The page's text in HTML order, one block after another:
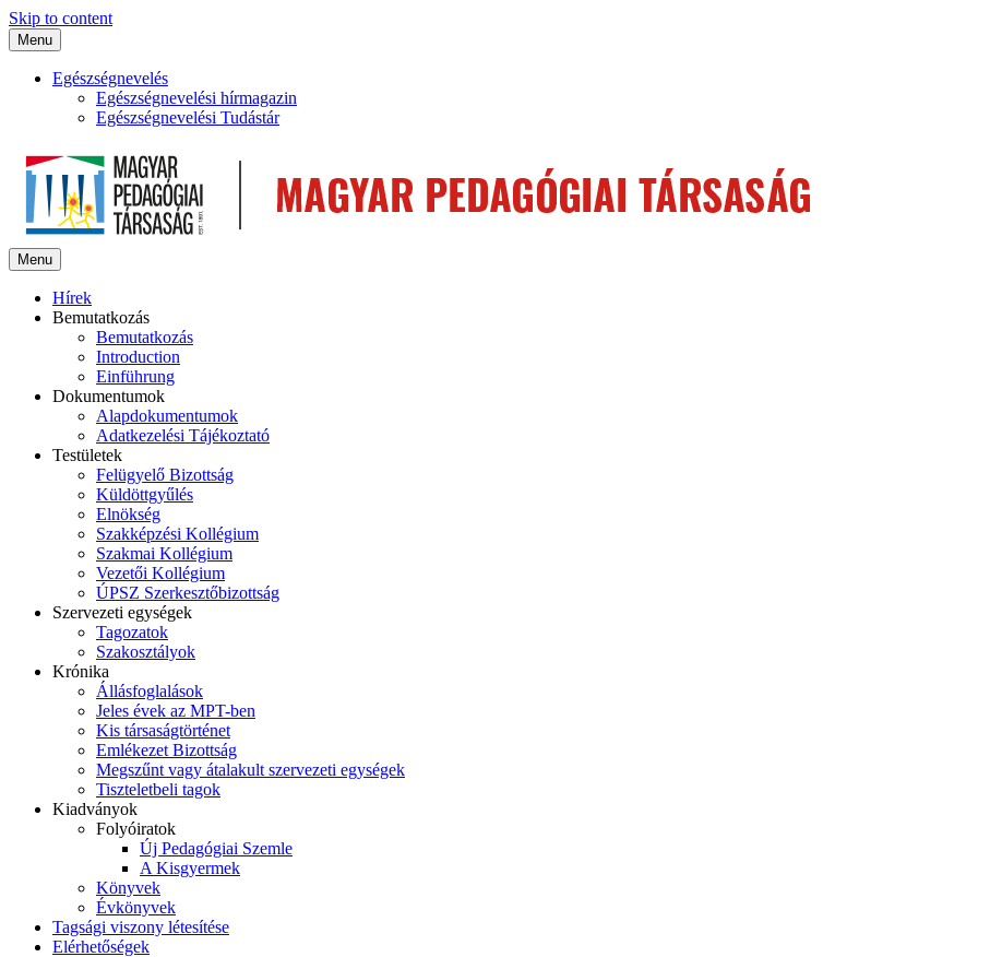
Skip to content
Menu
Egészségnevelés
Egészségnevelési hírmagazin
Egészségnevelési Tudástár
Menu
Hírek
Bemutatkozás
Bemutatkozás
Introduction
Einführung
Dokumentumok
Alapdokumentumok
Adatkezelési Tájékoztató
Testületek
Felügyelő Bizottság
Küldöttgyűlés
Elnökség
Szakképzési Kollégium
Szakmai Kollégium
Vezetői Kollégium
ÚPSZ Szerkesztőbizottság
Szervezeti egységek
Tagozatok
Szakosztályok
Krónika
Állásfoglalások
Jeles évek az MPT-ben
Kis társaságtörténet
Emlékezet Bizottság
Megszűnt vagy átalakult szervezeti egységek
Tiszteletbeli tagok
Kiadványok
Folyóiratok
Új Pedagógiai Szemle
A Kisgyermek
Könyvek
Évkönyvek
Tagsági viszony létesítése
Elérhetőségek